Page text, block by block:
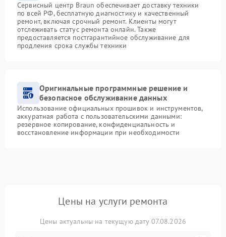
Сервисный центр Braun обеспечивает доставку техники
по всей РФ, бесплатную диагностику и качественный
ремонт, включая срочный ремонт. Клиенты могут
отслеживать статус ремонта онлайн. Также
предоставляется постгарантийное обслуживание для
продления срока службы техники
Оригинальные программные решение и
безопасное обслуживание данных
Использование официальных прошивок и инструментов,
аккуратная работа с пользовательскими данными:
резервное копирование, конфиденциальность и
восстановление информации при необходимости
Цены на услуги ремонта
Цены актуальны на текущую дату 07.08.2026